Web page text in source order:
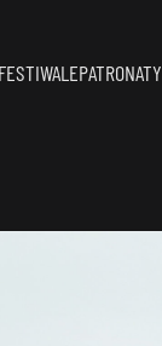
PATRONATY